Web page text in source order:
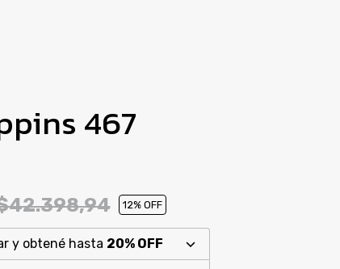
467
12% OFF
y obtené hasta 20% OFF